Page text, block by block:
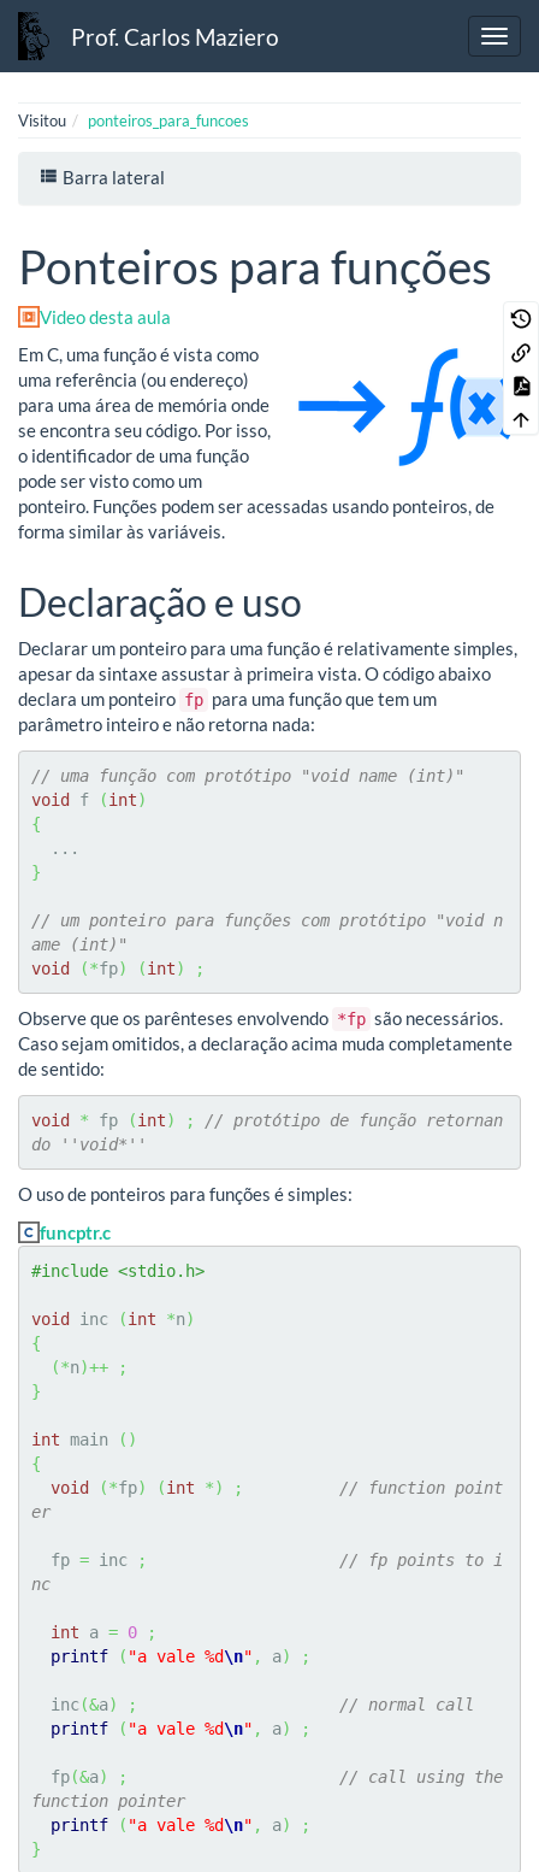
Prof. Carlos Maziero
Visitou ponteiros_para_funcoes
Barra lateral
Ponteiros para funções
Video desta aula
Em C, uma função é vista como
uma referência (ou endereço)
para uma área de memória onde
se encontra seu código. Por isso,
o identificador de uma função
pode ser visto como um
ponteiro. Funções podem ser acessadas usando ponteiros, de
forma similar às variáveis.
Declaração e uso
Declarar um ponteiro para uma função é relativamente simples,
apesar da sintaxe assustar à primeira vista. O código abaixo
declara um ponteiro fp para uma função que tem um
parâmetro inteiro e não retorna nada:
// uma função com protótipo "void name (int)"
void
f (int)
{
}
// um ponteiro para funções com protótipo "void n
ame (int)"
void
(*fp) (int) ;
Observe que os parênteses envolvendo *fp são necessários.
Caso sejam omitidos, a declaração acima muda completamente
de sentido:
void * fp (int) ;
// protótipo de função retornan
do ''void*''
O uso de ponteiros para funções é simples:
funcptr.c
#include <stdio.h>
void inc (int *n)
{
(*n)++
;
}
int main ( )
{
void
(*fp) (int *) ;
// function point
er
  fp
= inc ;
// fp points to i
nc
int a = 0
;
printf
( "a vale %d\n" , a) ;
  inc
(&a) ;
// normal call
printf
( "a vale %d\n" , a) ;
  fp
(&a) ;
// call using the
function pointer
printf
( "a vale %d\n" , a)
;
}